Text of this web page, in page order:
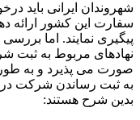
شهروندان ایرانی باید
سفارت این کشور ارائه
پیگیری نمایند. اما
نهادهای مربوط به ثبت
صورت می پذیرد و به
به ثبت رساندن شرکت در
بدین شرح هستند: